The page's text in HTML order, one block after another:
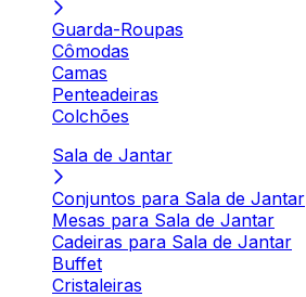
Guarda-Roupas
Cômodas
Camas
Penteadeiras
Colchões
Sala de Jantar
Conjuntos para Sala de Jantar
Mesas para Sala de Jantar
Cadeiras para Sala de Jantar
Buffet
Cristaleiras